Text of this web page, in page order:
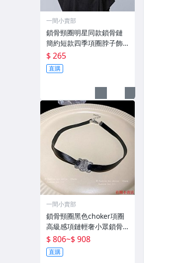
一間小賣部
鎖骨頸圈明星同款鎖骨鏈
簡約短款四季項圈脖子飾
品時尚頸鏈項鏈女頸帶 新
品
$ 265
直購
一間小賣部
鎖骨頸圈黑色choker項圈
高級感項鏈輕奢小眾鎖骨
鏈女頸鏈新款爆款頸帶 新
品
$ 806~$ 908
直購